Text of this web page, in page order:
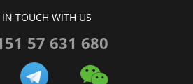
IN TOUCH WITH US
57 631 680